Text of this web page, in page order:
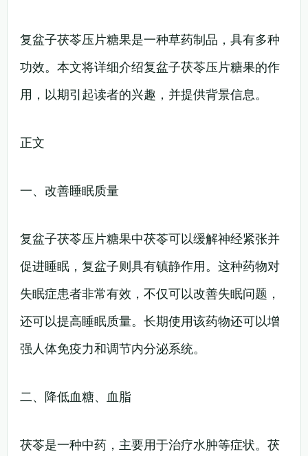
复盆子茯苓压片糖果是一种草药制品，具有多种
功效。本文将详细介绍复盆子茯苓压片糖果的作
用，以期引起读者的兴趣，并提供背景信息。
正文
一、改善睡眠质量
复盆子茯苓压片糖果中茯苓可以缓解神经紧张并
促进睡眠，复盆子则具有镇静作用。这种药物对
失眠症患者非常有效，不仅可以改善失眠问题，
还可以提高睡眠质量。长期使用该药物还可以增
强人体免疫力和调节内分泌系统。
二、降低血糖、血脂
茯苓是一种中药，主要用于治疗水肿等症状。茯